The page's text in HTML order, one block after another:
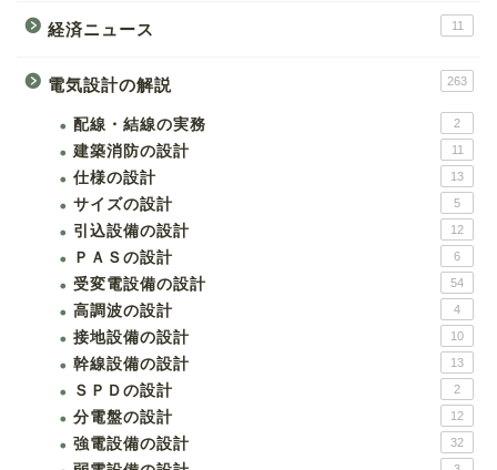
経済ニュース 11
電気設計の解説 263
配線・結線の実務 2
建築消防の設計 11
仕様の設計 13
サイズの設計 5
引込設備の設計 12
ＰＡＳの設計 6
受変電設備の設計 54
高調波の設計 4
接地設備の設計 10
幹線設備の設計 13
ＳＰＤの設計 2
分電盤の設計 12
強電設備の設計 32